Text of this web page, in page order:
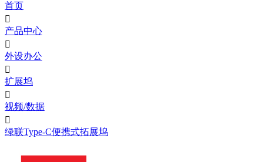
首页

产品中心

外设办公

扩展坞

视频/数据

绿联Type-C便携式拓展坞